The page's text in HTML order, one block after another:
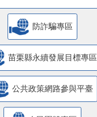
防詐騙專區
苗栗縣永續發展目標專區
公共政策網路參與平臺